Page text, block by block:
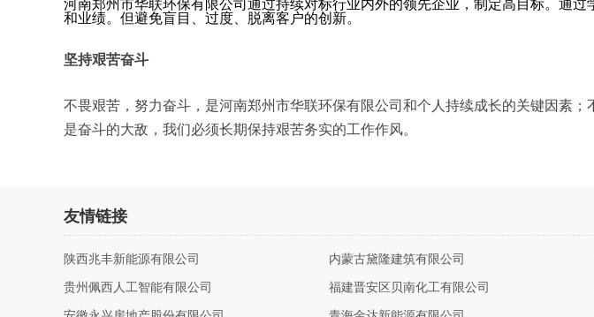
河南郑州市华联环保有限公司通过持续对标行业内外的领先企业，制定高目标。通
和业绩。但避免盲目、过度、脱离客户的创新。
坚持艰苦奋斗
不畏艰苦，努力奋斗，是河南郑州市华联环保有限公司和个人持续成长的关键因素
是奋斗的大敌，我们必须长期保持艰苦务实的工作作风。
友情链接
陕西兆丰新能源有限公司 内蒙古黛隆建筑有限公司
贵州佩西人工智能有限公司 福建晋安区贝南化工有限公司